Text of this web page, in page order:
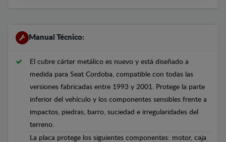
Manual Técnico:
El cubre cárter metálico es nuevo y está diseñado a
medida para Seat Cordoba, compatible con todas las
versiones fabricadas entre 1993 y 2001. Protege la parte
inferior del vehículo y los componentes sensibles frente a
impactos, piedras, barro, suciedad e irregularidades del
terreno.
La placa protege los siguientes componentes: motor, caja